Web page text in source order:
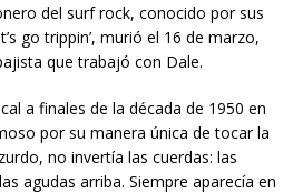
del surf rock, conocido por sus
go trippin’, murió el 16 de marzo,
que trabajó con Dale.
a finales de la década de 1950 en
por su manera única de tocar la
no invertía las cuerdas: las
agudas arriba. Siempre aparecía en